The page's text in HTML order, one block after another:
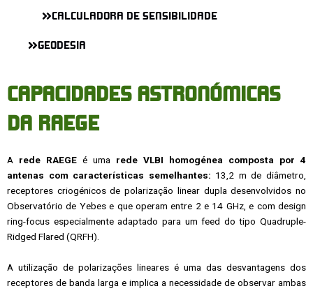
CALCULADORA DE SENSIBILIDADE
GEODESIA
CAPACIDADES ASTRONÓMICAS
DA RAEGE
A rede RAEGE é uma rede VLBI homogénea composta por 4
antenas com características semelhantes: 13,2 m de diâmetro,
receptores criogénicos de polarização linear dupla desenvolvidos no
Observatório de Yebes e que operam entre 2 e 14 GHz, e com design
ring-focus especialmente adaptado para um feed do tipo Quadruple-
Ridged Flared (QRFH).
A utilização de polarizações lineares é uma das desvantagens dos
receptores de banda larga e implica a necessidade de observar ambas